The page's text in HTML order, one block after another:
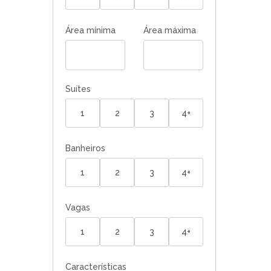
Área mínima Área máxima
Suítes
1 2 3 4+
Banheiros
1 2 3 4+
Vagas
1 2 3 4+
Características